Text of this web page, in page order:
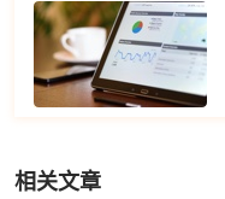
相关文章